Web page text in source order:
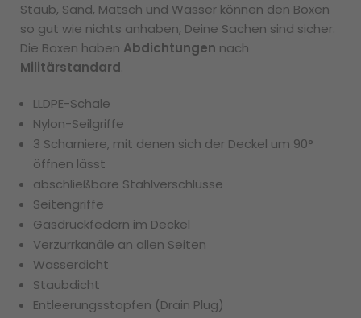
Staub, Sand, Matsch und Wasser können den Boxen
so gut wie nichts anhaben, Deine Sachen sind sicher.
Die Boxen haben Abdichtungen nach
Militärstandard.
LLDPE-Schale
Nylon-Seilgriffe
3 Scharniere, mit denen sich der Deckel um 90°
öffnen lässt
abschließbare Stahlverschlüsse
Seitengriffe
Gasdruckfedern im Deckel
Verzurrkanäle an allen Seiten
Wasserdicht
Staubdicht
Entleerungsstopfen (Drain Plug)